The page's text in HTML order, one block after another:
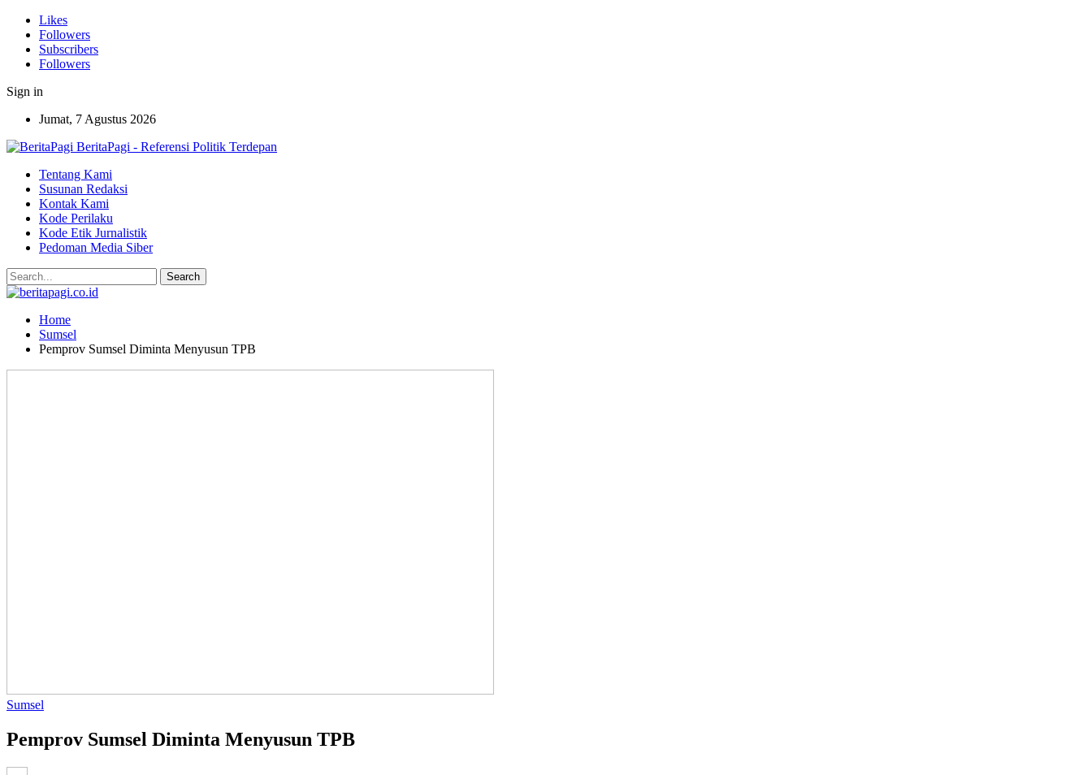
Likes
Followers
Subscribers
Followers
Sign in
Jumat, 7 Agustus 2026
BeritaPagi - Referensi Politik Terdepan
Tentang Kami
Susunan Redaksi
Kontak Kami
Kode Perilaku
Kode Etik Jurnalistik
Pedoman Media Siber
Home
Sumsel
Pemprov Sumsel Diminta Menyusun TPB
Sumsel
Pemprov Sumsel Diminta Menyusun TPB